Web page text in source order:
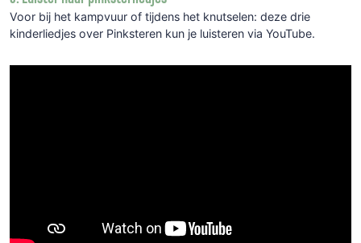
Voor bij het kampvuur of tijdens het knutselen: deze drie
kinderliedjes over Pinksteren kun je luisteren via YouTube.